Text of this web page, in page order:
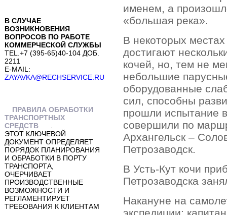
именем, а
«большая река».
В некоторых
достигают
кочей, но, тем не
небольшие
оборудованные
сил, способны
прошли испытание
совершили по
Архангельск –
Петрозаводск.
В Усть-Кут кочи
Петрозаводска
Накануне на
В СЛУЧАЕ
ВОЗНИКНОВЕНИЯ
ВОПРОСОВ ПО РАБОТЕ
КОММЕРЧЕСКОЙ СЛУЖБЫ
TEL.+7 (395-65)40-104 ДОБ.
2211
E-MAIL:
ZAYAVKA@RECHSERVICE.RU
ПРАВИЛА ОБРАБОТКИ
ТРАНСПОРТНЫХ
СРЕДСТВ
ЭТОТ КЛЮЧЕВОЙ
ДОКУМЕНТ ОПРЕДЕЛЯЕТ
ПОРЯДОК ПЛАНИРОВАНИЯ
И ОБРАБОТКИ В ПОРТУ
ТРАНСПОРТА,
ОЧЕРЧИВАЕТ
ПРОИЗВОДСТВЕННЫЕ
ВОЗМОЖНОСТИ И
РЕГЛАМЕНТИРУЕТ
ТРЕБОВАНИЯ К КЛИЕНТАМ